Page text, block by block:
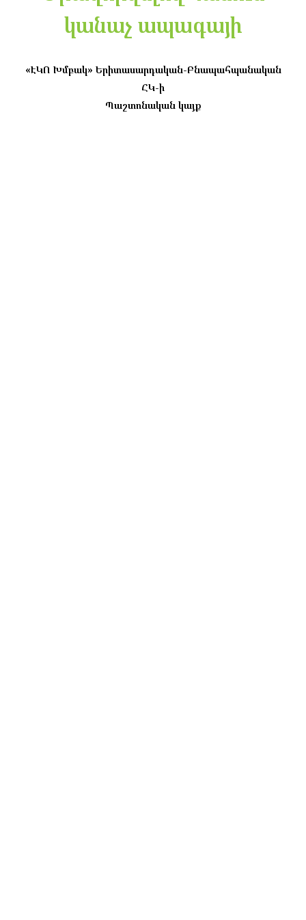
կանաչ ապագայի
«ԷԿՈ Խմբակ» Երիտասարդական-Բնապահպանական
ՀԿ-ի
Պաշտոնական կայք